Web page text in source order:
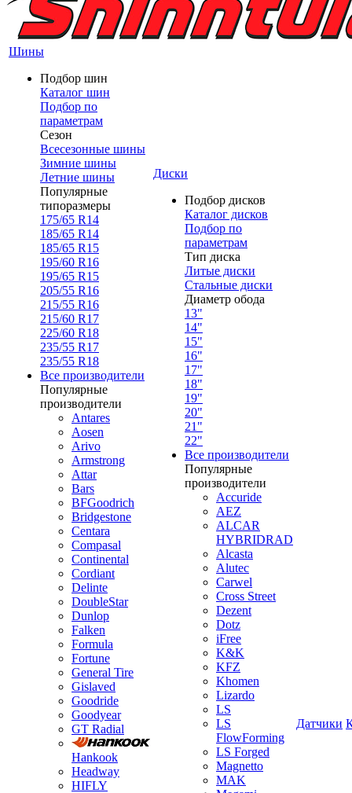
Шины
Подбор шин
Каталог шин
Подбор по
параметрам
Сезон
Всесезонные шины
Зимние шины
Летние шины
Популярные
типоразмеры
175/65 R14
185/65 R14
185/65 R15
195/60 R16
195/65 R15
205/55 R16
215/55 R16
215/60 R17
225/60 R18
235/55 R17
235/55 R18
Все производители
Популярные
производители
Antares
Aosen
Arivo
Armstrong
Attar
Bars
BFGoodrich
Bridgestone
Centara
Compasal
Continental
Cordiant
Delinte
DoubleStar
Dunlop
Falken
Formula
Fortune
General Tire
Gislaved
Goodride
Goodyear
GT Radial
Hankook
Headway
HIFLY
Диски
Подбор дисков
Каталог дисков
Подбор по
параметрам
Тип диска
Литые диски
Стальные диски
Диаметр обода
13"
14"
15"
16"
17"
18"
19"
20"
21"
22"
Все производители
Популярные
производители
Accuride
AEZ
ALCAR
HYBRIDRAD
Alcasta
Alutec
Carwel
Cross Street
Dezent
Dotz
iFree
K&K
KFZ
Khomen
Lizardo
LS
LS
FlowForming
LS Forged
Magnetto
MAK
Датчики